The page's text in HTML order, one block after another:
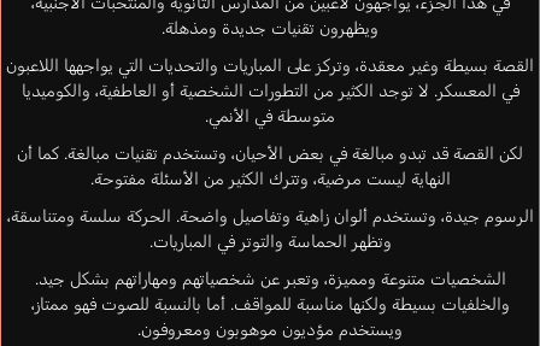
ويظهرون تقنيات جديدة ومذهلة.
القصة بسيطة وغير معقدة، وتركز على المباريات والتحديات التي يواجهها اللاعبون
في المعسكر. لا توجد الكثير من التطورات الشخصية أو العاطفية، والكوميديا
متوسطة في الأنمي.
لكن القصة قد تبدو مبالغة في بعض الأحيان، وتستخدم تقنيات مبالغة. كما أن
النهاية ليست مرضية، وتترك الكثير من الأسئلة مفتوحة.
الرسوم جيدة، وتستخدم ألوان زاهية وتفاصيل واضحة. الحركة سلسة ومتناسقة،
وتظهر الحماسة والتوتر في المباريات.
الشخصيات متنوعة ومميزة، وتعبر عن شخصياتهم ومهاراتهم بشكل جيد.
والخلفيات بسيطة ولكنها مناسبة للمواقف. أما بالنسبة للصوت فهو ممتاز،
ويستخدم مؤديون موهوبون ومعروفون.